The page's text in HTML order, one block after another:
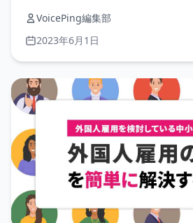
VoicePing編集部
2023年6月1日